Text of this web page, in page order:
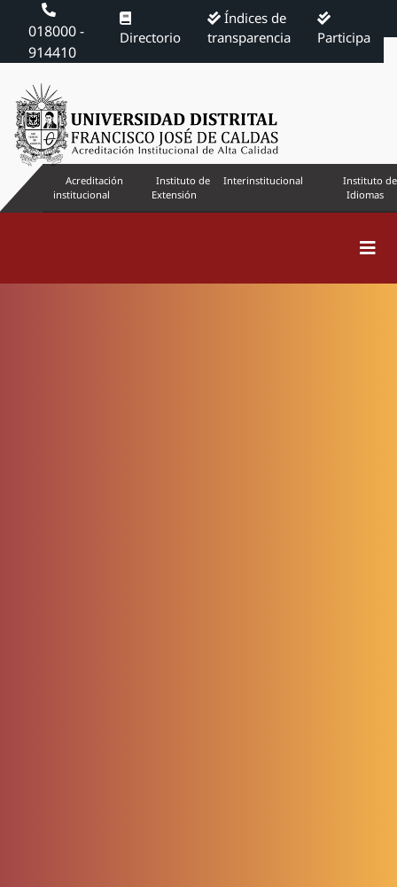
018000 -
914410
Directorio
Índices de
transparencia
Participa
Acreditación
institucional
Instituto de
Extensión
Interinstitucional
Instituto de
Idiomas